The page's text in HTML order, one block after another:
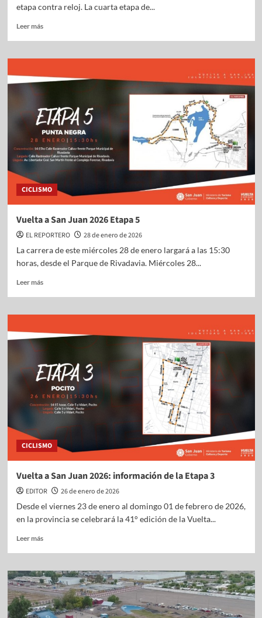
etapa contra reloj. La cuarta etapa de...
Leer más
CICLISMO
Vuelta a San Juan 2026 Etapa 5
EL REPORTERO
28 de enero de 2026
La carrera de este miércoles 28 de enero largará a las 15:30
horas, desde el Parque de Rivadavia. Miércoles 28...
Leer más
CICLISMO
Vuelta a San Juan 2026: información de la Etapa 3
EDITOR
26 de enero de 2026
Desde el viernes 23 de enero al domingo 01 de febrero de 2026,
en la provincia se celebrará la 41° edición de la Vuelta...
Leer más